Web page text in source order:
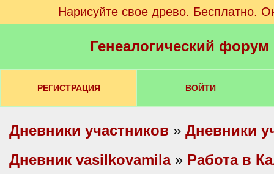
Нарисуйте свое древо. Бесплатно.
Генеалогический
РЕГИСТРАЦИЯ ВОЙТИ
Дневники участников » Дневники
Дневник vasilkovamila» Работа в